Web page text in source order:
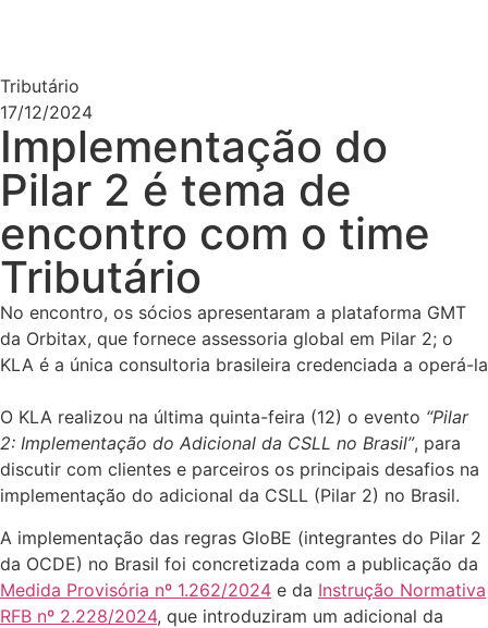
Tributário
17/12/2024
Implementação do
Pilar 2 é tema de
encontro com o time
Tributário
No encontro, os sócios apresentaram a plataforma GMT
da Orbitax, que fornece assessoria global em Pilar 2; o
KLA é a única consultoria brasileira credenciada a operá-la
O KLA realizou na última quinta-feira (12) o evento “Pilar
2: Implementação do Adicional da CSLL no Brasil”, para
discutir com clientes e parceiros os principais desafios na
implementação do adicional da CSLL (Pilar 2) no Brasil.
A implementação das regras GloBE (integrantes do Pilar 2
da OCDE) no Brasil foi concretizada com a publicação da
Medida Provisória nº 1.262/2024 e da Instrução Normativa
RFB nº 2.228/2024, que introduziram um adicional da